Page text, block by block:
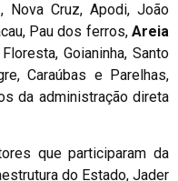
Nova Cruz, Apodi, João
Pau dos ferros, Areia
Goianinha, Santo
Caraúbas e Parelhas,
da administração direta
que participaram da
do Estado, Jader